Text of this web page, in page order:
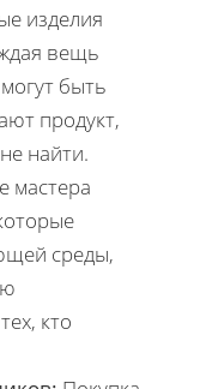
изделия
вещь
быть
продукт,
найти.
мастера
среды,
кто